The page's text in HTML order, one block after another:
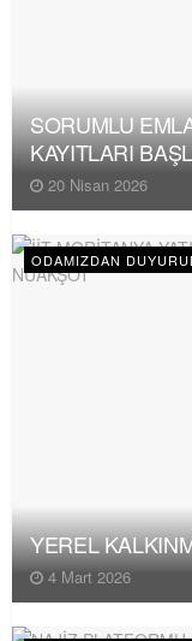
SORUMLU
KAYITLARI
20 Nisan 2026
ODAMIZDAN
YEREL
4 Mart 2026